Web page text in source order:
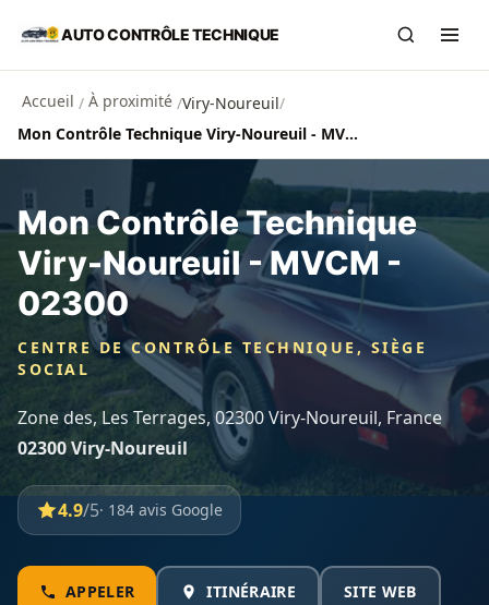
Aller au contenu principal
AUTO CONTRÔLE TECHNIQUE
Accueil / À proximité /Viry-Noureuil/
Mon Contrôle Technique Viry-Noureuil - MVCM - 02300
Mon Contrôle Technique
Viry-Noureuil - MVCM -
02300
CENTRE DE CONTRÔLE TECHNIQUE, SIÈGE
SOCIAL
Zone des, Les Terrages, 02300 Viry-Noureuil, France
02300 Viry-Noureuil
4.9/5· 184 avis Google
APPELER ITINÉRAIRE SITE WEB